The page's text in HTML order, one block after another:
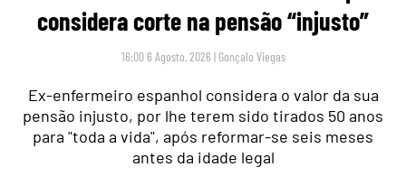
considera corte na pensão “injusto”
16:00 6 Agosto, 2026 | Gonçalo Viegas
Ex-enfermeiro espanhol considera o valor da sua
pensão injusto, por lhe terem sido tirados 50 anos
para "toda a vida", após reformar-se seis meses
antes da idade legal